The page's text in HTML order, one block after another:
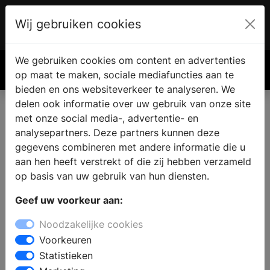
€ 0.00
Wij gebruiken cookies
We gebruiken cookies om content en advertenties
op maat te maken, sociale mediafuncties aan te
bieden en ons websiteverkeer te analyseren. We
delen ook informatie over uw gebruik van onze site
met onze social media-, advertentie- en
analysepartners. Deze partners kunnen deze
gegevens combineren met andere informatie die u
aan hen heeft verstrekt of die zij hebben verzameld
op basis van uw gebruik van hun diensten.
Geef uw voorkeur aan:
Noodzakelijke cookies
Voorkeuren
Statistieken